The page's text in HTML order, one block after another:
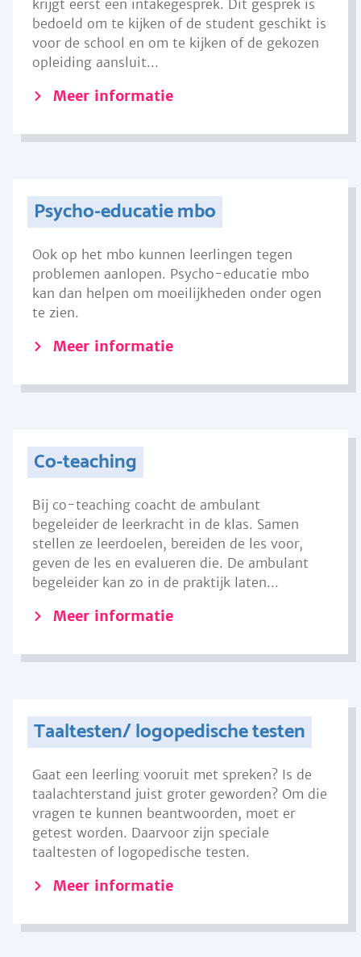
krijgt eerst een intakegesprek. Dit gesprek is
bedoeld om te kijken of de student geschikt is
voor de school en om te kijken of de gekozen
opleiding aansluit...
Meer informatie
Psycho-educatie mbo
Ook op het mbo kunnen leerlingen tegen
problemen aanlopen. Psycho-educatie mbo
kan dan helpen om moeilijkheden onder ogen
te zien.
Meer informatie
Co-teaching
Bij co-teaching coacht de ambulant
begeleider de leerkracht in de klas. Samen
stellen ze leerdoelen, bereiden de les voor,
geven de les en evalueren die. De ambulant
begeleider kan zo in de praktijk laten...
Meer informatie
Taaltesten/ logopedische testen
Gaat een leerling vooruit met spreken? Is de
taalachterstand juist groter geworden? Om die
vragen te kunnen beantwoorden, moet er
getest worden. Daarvoor zijn speciale
taaltesten of logopedische testen.
Meer informatie